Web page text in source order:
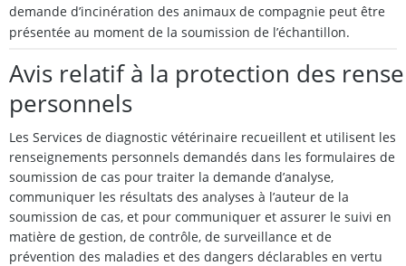
demande d’incinération des animaux de compagnie peut être
présentée au moment de la soumission de l’échantillon.
Avis relatif à la protection des
personnels
Les Services de diagnostic vétérinaire recueillent et utilisent les
renseignements personnels demandés dans les formulaires de
soumission de cas pour traiter la demande d’analyse,
communiquer les résultats des analyses à l’auteur de la
soumission de cas, et pour communiquer et assurer le suivi en
matière de gestion, de contrôle, de surveillance et de
prévention des maladies et des dangers déclarables en vertu